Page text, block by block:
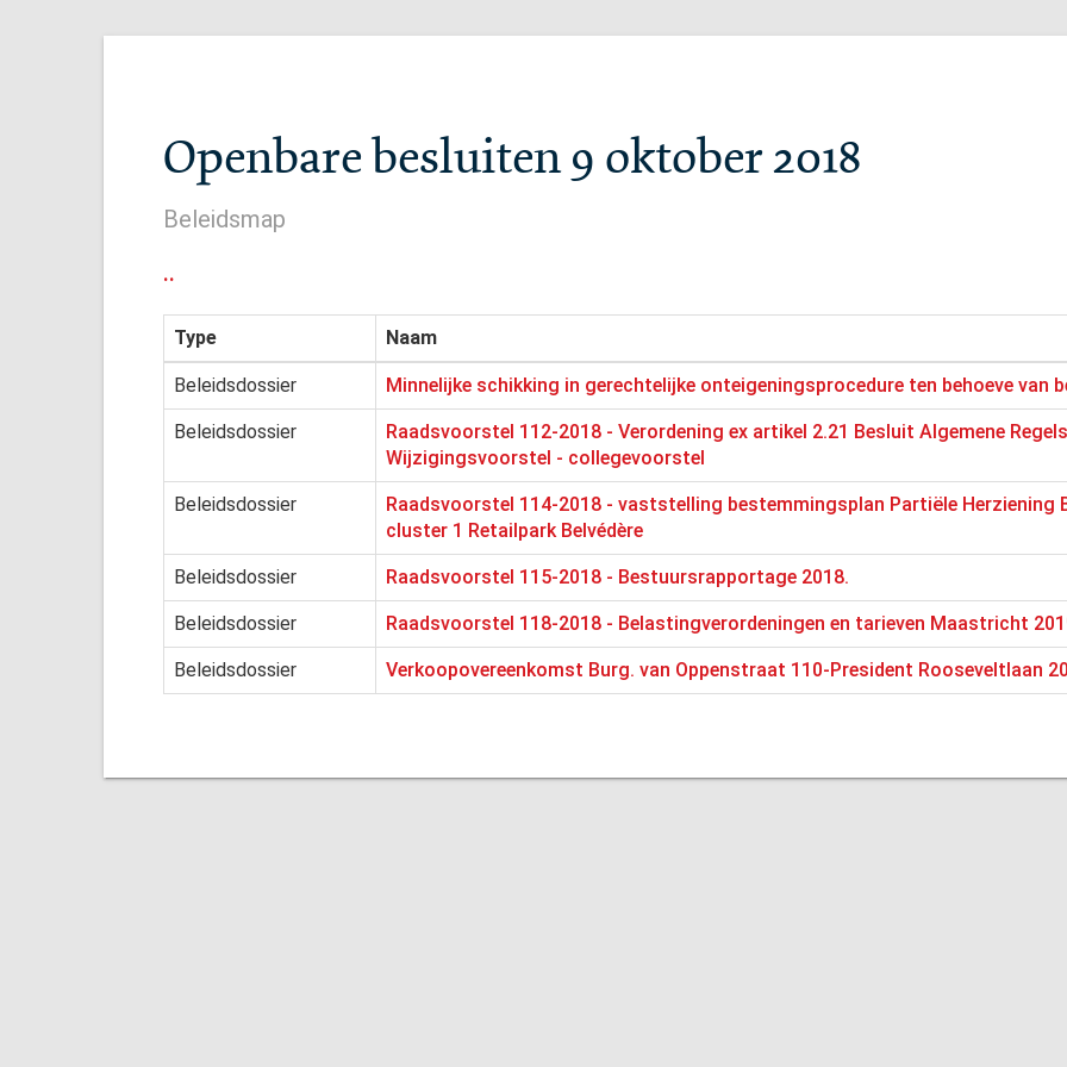
Openbare besluiten 9 oktober 2018
Beleidsmap
..
Type Naam
Beleidsdossier Minnelijke schikking in gerechtelijke onteigeningsprocedure ten behoeve van
Beleidsdossier
Raadsvoorstel 112-2018 - Verordening ex artikel 2.21 Besluit Algemene
Wijzigingsvoorstel - collegevoorstel
Beleidsdossier
Raadsvoorstel 114-2018 - vaststelling bestemmingsplan Partiële Herziening
cluster 1 Retailpark Belvédère
Beleidsdossier Raadsvoorstel 115-2018 - Bestuursrapportage 2018.
Beleidsdossier Raadsvoorstel 118-2018 - Belastingverordeningen en tarieven Maastricht
Beleidsdossier Verkoopovereenkomst Burg. van Oppenstraat 110-President Rooseveltlaan